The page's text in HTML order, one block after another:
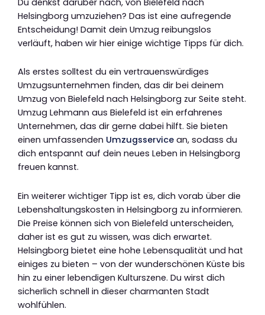
Helsingborg umzuziehen? Das ist eine aufregende
Entscheidung! Damit dein Umzug reibungslos
verläuft, haben wir hier einige wichtige Tipps für dich.
Als erstes solltest du ein vertrauenswürdiges
Umzugsunternehmen finden, das dir bei deinem
Umzug von Bielefeld nach Helsingborg zur Seite steht.
Umzug Lehmann aus Bielefeld ist ein erfahrenes
Unternehmen, das dir gerne dabei hilft. Sie bieten
einen umfassenden Umzugsservice an, sodass du
dich entspannt auf dein neues Leben in Helsingborg
freuen kannst.
Ein weiterer wichtiger Tipp ist es, dich vorab über die
Lebenshaltungskosten in Helsingborg zu informieren.
Die Preise können sich von Bielefeld unterscheiden,
daher ist es gut zu wissen, was dich erwartet.
Helsingborg bietet eine hohe Lebensqualität und hat
einiges zu bieten – von der wunderschönen Küste bis
hin zu einer lebendigen Kulturszene. Du wirst dich
sicherlich schnell in dieser charmanten Stadt
wohlfühlen.